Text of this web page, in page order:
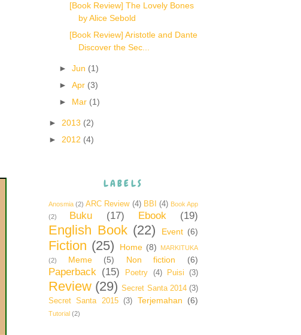
[Book Review] The Lovely Bones
by Alice Sebold
[Book Review] Aristotle and Dante
Discover the Sec...
► Jun (1)
► Apr (3)
► Mar (1)
► 2013 (2)
► 2012 (4)
LABELS
Anosmia (2) ARC Review (4) BBI (4) Book App
(2)
Buku (17) Ebook (19)
English Book (22) Event (6)
Fiction (25) Home (8)
MARKITUKA
(2)
Meme (5) Non fiction (6)
Paperback (15) Poetry (4) Puisi (3)
Review (29) Secret Santa 2014 (3)
Secret Santa 2015
(3) Terjemahan (6)
Tutorial (2)